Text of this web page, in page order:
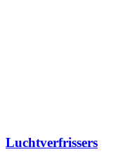
Luchtverfrissers